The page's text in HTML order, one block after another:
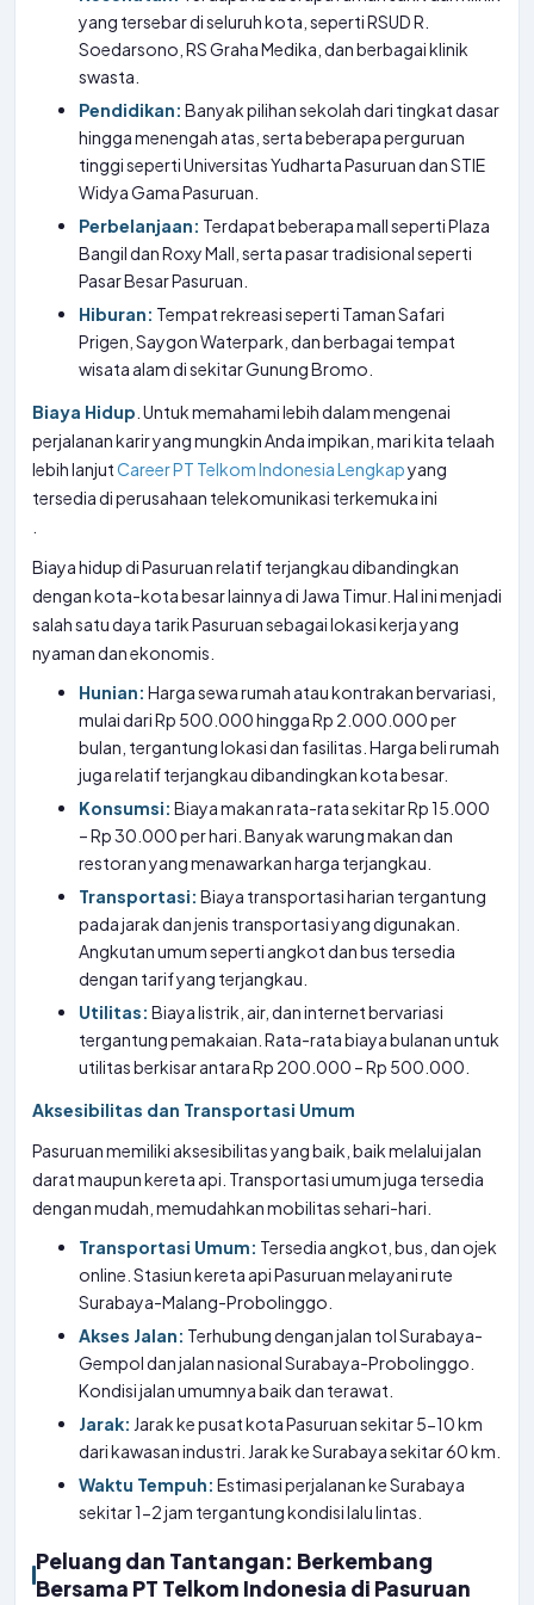
yang tersebar di seluruh kota, seperti RSUD R.
Soedarsono, RS Graha Medika, dan berbagai klinik
swasta.
Pendidikan: Banyak pilihan sekolah dari tingkat dasar
hingga menengah atas, serta beberapa perguruan
tinggi seperti Universitas Yudharta Pasuruan dan STIE
Widya Gama Pasuruan.
Perbelanjaan: Terdapat beberapa mall seperti Plaza
Bangil dan Roxy Mall, serta pasar tradisional seperti
Pasar Besar Pasuruan.
Hiburan: Tempat rekreasi seperti Taman Safari
Prigen, Saygon Waterpark, dan berbagai tempat
wisata alam di sekitar Gunung Bromo.
Biaya Hidup . Untuk memahami lebih dalam mengenai
perjalanan karir yang mungkin Anda impikan, mari kita telaah
lebih lanjutCareer PT Telkom Indonesia Lengkapyang
tersedia di perusahaan telekomunikasi terkemuka ini
Biaya hidup di Pasuruan relatif terjangkau dibandingkan
dengan kota-kota besar lainnya di Jawa Timur. Hal ini menjadi
salah satu daya tarik Pasuruan sebagai lokasi kerja yang
nyaman dan ekonomis.
Hunian: Harga sewa rumah atau kontrakan bervariasi,
mulai dari Rp 500.000 hingga Rp 2.000.000 per
bulan, tergantung lokasi dan fasilitas. Harga beli rumah
juga relatif terjangkau dibandingkan kota besar.
Konsumsi: Biaya makan rata-rata sekitar Rp 15.000
– Rp 30.000 per hari. Banyak warung makan dan
restoran yang menawarkan harga terjangkau.
Transportasi: Biaya transportasi harian tergantung
pada jarak dan jenis transportasi yang digunakan.
Angkutan umum seperti angkot dan bus tersedia
dengan tarif yang terjangkau.
Utilitas: Biaya listrik, air, dan internet bervariasi
tergantung pemakaian. Rata-rata biaya bulanan untuk
utilitas berkisar antara Rp 200.000 – Rp 500.000.
Aksesibilitas dan Transportasi Umum
Pasuruan memiliki aksesibilitas yang baik, baik melalui jalan
darat maupun kereta api. Transportasi umum juga tersedia
dengan mudah, memudahkan mobilitas sehari-hari.
Transportasi Umum: Tersedia angkot, bus, dan ojek
online. Stasiun kereta api Pasuruan melayani rute
Surabaya-Malang-Probolinggo.
Akses Jalan: Terhubung dengan jalan tol Surabaya-
Gempol dan jalan nasional Surabaya-Probolinggo.
Kondisi jalan umumnya baik dan terawat.
Jarak: Jarak ke pusat kota Pasuruan sekitar 5-10 km
dari kawasan industri. Jarak ke Surabaya sekitar 60 km.
Waktu Tempuh: Estimasi perjalanan ke Surabaya
sekitar 1-2 jam tergantung kondisi lalu lintas.
Peluang dan Tantangan: Berkembang
Bersama PT Telkom Indonesia di Pasuruan